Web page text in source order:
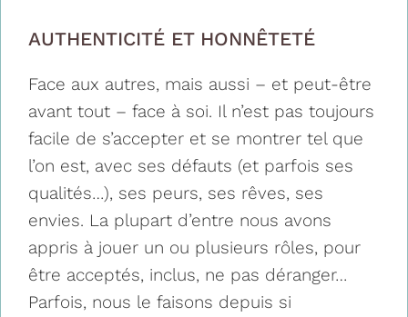
AUTHENTICITÉ ET HONNÊTETÉ
Face aux autres, mais aussi – et peut-être
avant tout – face à soi. Il n’est pas toujours
facile de s’accepter et se montrer tel que
l’on est, avec ses défauts (et parfois ses
qualités…), ses peurs, ses rêves, ses
envies. La plupart d’entre nous avons
appris à jouer un ou plusieurs rôles, pour
être acceptés, inclus, ne pas déranger…
Parfois, nous le faisons depuis si